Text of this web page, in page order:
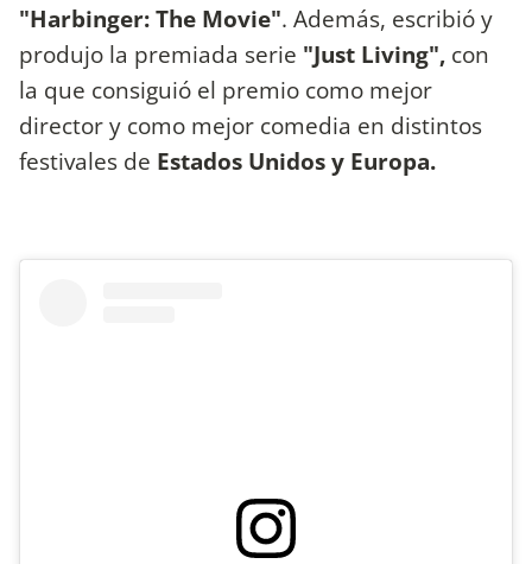
"Harbinger: The Movie". Además, escribió y
produjo la premiada serie "Just Living", con
la que consiguió el premio como mejor
director y como mejor comedia en distintos
festivales de Estados Unidos y Europa.